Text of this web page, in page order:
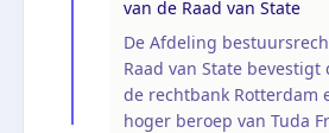
van de Raad van State
De Afdeling
Raad van State
de rechtbank Rotterdam
hoger beroep van Tuda